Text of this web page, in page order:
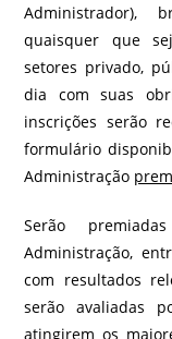
Administrador),
quaisquer que
setores privado,
dia com suas
inscrições serão
formulário
Administração
Serão
Administração,
com resultados
serão avaliadas
atingirem os